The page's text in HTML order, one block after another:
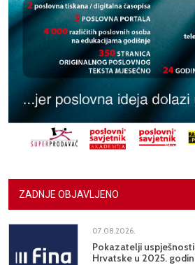
ZADNJE OBJAVLJENO
07.08.2026.
Pokazatelji
Hrvatske u 2025.